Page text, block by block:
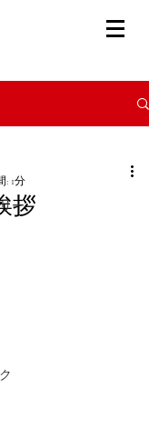
ー
拶
: 1分